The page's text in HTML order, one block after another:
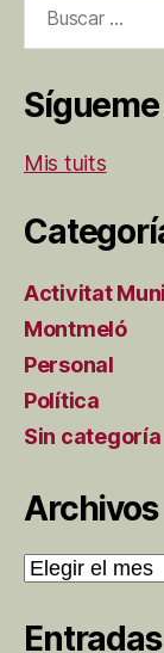
Mis tuits
Activitat
Montmeló
Personal
Política
Sin categoría
Archivos
Archivos